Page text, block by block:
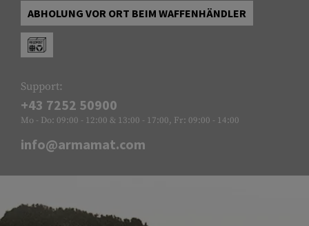
ABHOLUNG VOR ORT BEIM WAFFENHÄNDLER
Support:
+43 7252 50900
Mo - Do: 09:00 - 12:00 & 13:00 - 17:00, Fr: 09:00 - 14:00
info@armamat.com